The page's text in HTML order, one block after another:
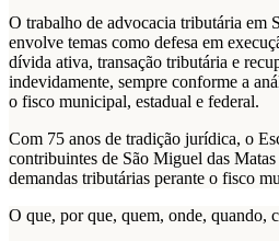
O trabalho de advocacia tributária em
envolve temas como defesa em
dívida ativa, transação tributária e
indevidamente, sempre conforme a
o fisco municipal, estadual e federal.
Com 75 anos de tradição jurídica, o
contribuintes de São Miguel das
demandas tributárias perante o fisco
O que, por que, quem, onde, quando,